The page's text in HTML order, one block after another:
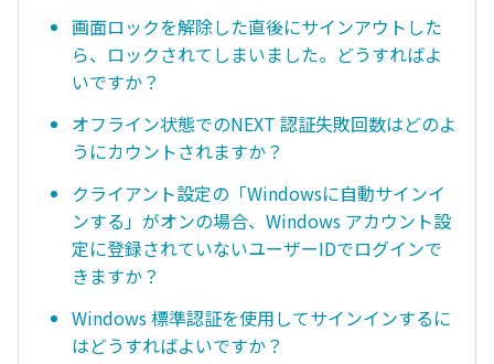
画面ロックを解除した直後にサインアウトした
ら、ロックされてしまいました。どうすればよ
いですか？
オフライン状態でのNEXT 認証失敗回数はどのよ
うにカウントされますか？
クライアント設定の「Windowsに自動サインイ
ンする」がオンの場合、Windows アカウント設
定に登録されていないユーザーIDでログインで
きますか？
Windows 標準認証を使用してサインインするに
はどうすればよいですか？